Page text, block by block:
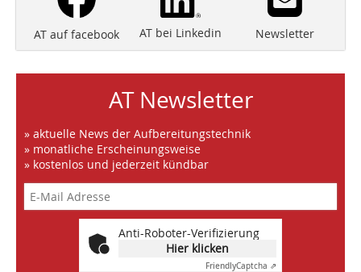
AT auf facebook AT bei Linkedin Newsletter
AT Newsletter
» aktuelle News der Aufbereitungstechnik
» monatliche Erscheinungsweise
» kostenlos und jederzeit kündbar
Anti-Roboter-Verifizierung
Hier klicken
FriendlyCaptcha ⇗